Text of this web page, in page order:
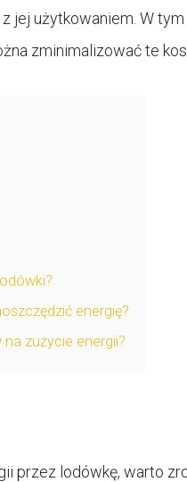
jej użytkowaniem. W
zminimalizować te
energię?
zużycie energii?
przez lodówkę, warto